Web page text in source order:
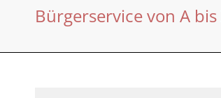
Bürgerservice von A bis